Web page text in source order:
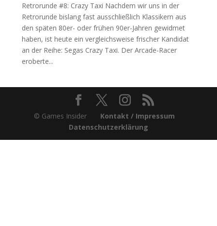
Retrorunde #8: Crazy Taxi Nachdem wir uns in der
Retrorunde bislang fast ausschließlich Klassikern aus
den späten 80er- oder frühen 90er-Jahren gewidmet
haben, ist heute ein vergleichsweise frischer Kandidat
an der Reihe: Segas Crazy Taxi. Der Arcade-Racer
eroberte...
© Games Insider Kontakt / Impressum
Datenschutzerklärung